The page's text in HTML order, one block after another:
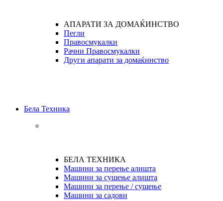
АПАРАТИ ЗА ДОМАЌИНСТВО
Пегли
Правосмукалки
Рачни Правосмукалки
Други апарати за домаќинство
Бела Техника
БЕЛА ТЕХНИКА
Машини за перење алишта
Машини за сушење алишта
Машини за перење / сушење
Машини за садови